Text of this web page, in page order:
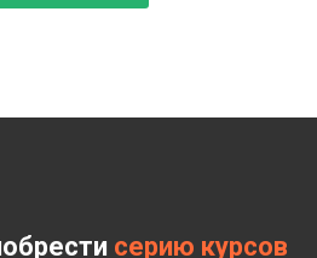
серию курсов